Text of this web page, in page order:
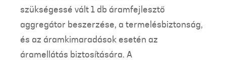
szükségessé vált 1 db áramfejlesztő
aggregátor beszerzése, a termelésbiztonság,
és az áramkimaradások esetén az
áramellátás biztosítására. A